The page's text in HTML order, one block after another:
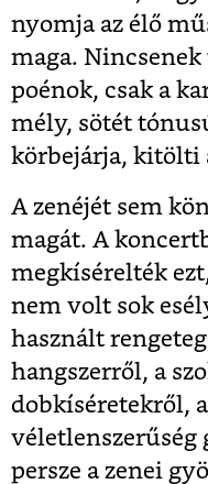
nyomja az élő
maga.
poénok, csak a
mély, sötét
körbejárja, kitölti
A zenéjét sem
magát. A
megkísérelték
nem volt sok
használt
hangszerről, a
dobkíséretekről,
véletlenszerűség
persze a zenei